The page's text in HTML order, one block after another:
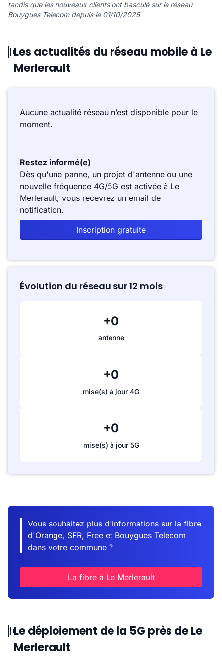
tandis que les nouveaux clients ont basculé sur le réseau
Bouygues Telecom depuis le 01/10/2025
Les actualités du réseau mobile à Le
Merlerault
Aucune actualité réseau n’est disponible pour le
moment.
Restez informé(e)
Dès qu'une panne, un projet d'antenne ou une
nouvelle fréquence 4G/5G est activée à Le
Merlerault, vous recevrez un email de
notification.
Inscription gratuite
Évolution du réseau sur 12 mois
+0
antenne
+0
mise(s) à jour 4G
+0
mise(s) à jour 5G
Vous souhaitez plus d'informations sur la fibre
d'Orange, SFR, Free et Bouygues Telecom
dans votre commune ?
La fibre à Le Merlerault
Le déploiement de la 5G près de Le
Merlerault